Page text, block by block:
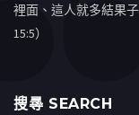
裡面、這人就多結果
15:5）
搜㝷 SEARCH